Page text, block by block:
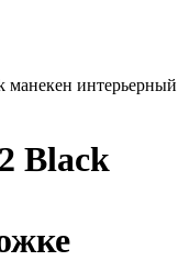
манекен интерьерный
Black